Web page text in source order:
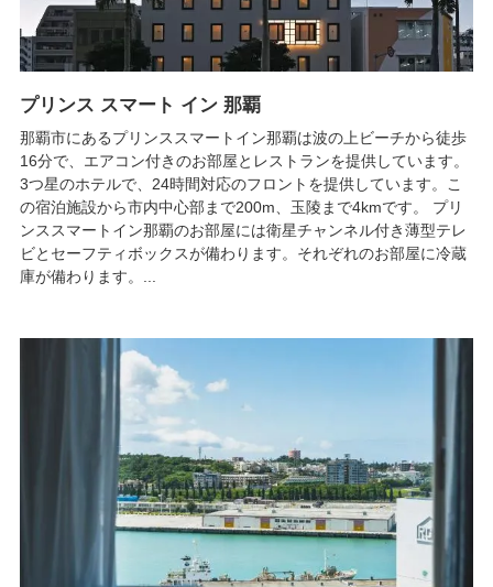
プリンス スマート イン 那覇
那覇市にあるプリンススマートイン那覇は波の上ビーチから徒歩
16分で、エアコン付きのお部屋とレストランを提供しています。
3つ星のホテルで、24時間対応のフロントを提供しています。こ
の宿泊施設から市内中心部まで200m、玉陵まで4kmです。 プリ
ンススマートイン那覇のお部屋には衛星チャンネル付き薄型テレ
ビとセーフティボックスが備わります。それぞれのお部屋に冷蔵
庫が備わります。...